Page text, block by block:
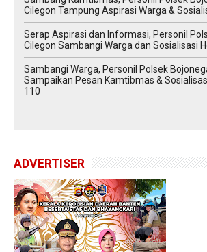
Cilegon Tampung Aspirasi Warga &
Serap Aspirasi dan Informasi, Personil
Cilegon Sambangi Warga dan Sosialisasi
Sambangi Warga, Personil Polsek
Sampaikan Pesan Kamtibmas &
110
ADVERTISER